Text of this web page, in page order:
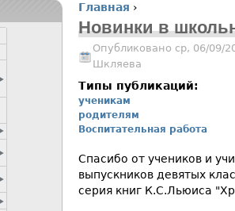
Вы здесь
Главная ›
Новинки в
Опубликовано ср, 06/09/
Шкляева
Типы публикаций:
ученикам
родителям
Воспитательная работа
Спасибо от учеников и
выпускников девятых
серия книг К.С.Льюиса